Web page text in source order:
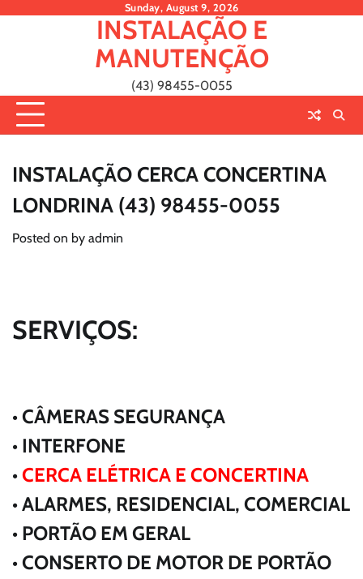
Sunday, August 9, 2026
INSTALAÇÃO E
MANUTENÇÃO
(43) 98455-0055
INSTALAÇÃO CERCA CONCERTINA
LONDRINA (43) 98455-0055
Posted on by admin
SERVIÇOS:
• CÂMERAS SEGURANÇA
• INTERFONE
•CERCA ELÉTRICA E CONCERTINA
• ALARMES, RESIDENCIAL, COMERCIAL
• PORTÃO EM GERAL
• CONSERTO DE MOTOR DE PORTÃO